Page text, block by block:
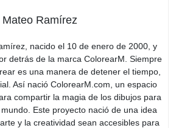
Mateo Ramírez
nacido el 10 de enero de 2000, y
detrás de la marca ColorearM. Siempre
es una manera de detener el tiempo,
Así nació ColorearM.com, un espacio
compartir la magia de los dibujos para
Este proyecto nació de una idea
y la creatividad sean accesibles para